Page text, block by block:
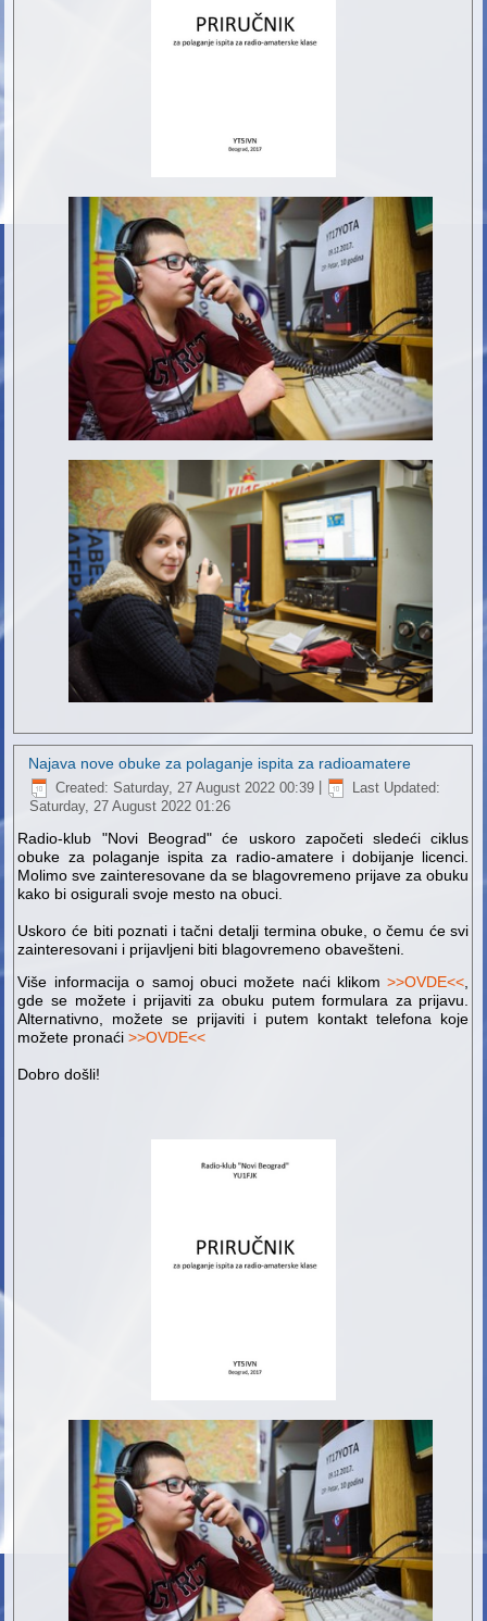
Najava nove obuke za polaganje ispita za radioamatere
Created: Saturday, 27 August 2022 00:39
Last Updated:
Saturday, 27 August 2022 01:26
Radio-klub "Novi Beograd" će uskoro započeti sledeći ciklus
obuke za polaganje ispita za radio-amatere i dobijanje licenci.
Molimo sve zainteresovane da se blagovremeno prijave za obuku
kako bi osigurali svoje mesto na obuci.
Uskoro će biti poznati i tačni detalji termina obuke, o čemu će svi
zainteresovani i prijavljeni biti blagovremeno obavešteni.
Više informacija o samoj obuci možete naći klikom>>OVDE<<,
gde se možete i prijaviti za obuku putem formulara za prijavu.
Alternativno, možete se prijaviti i putem kontakt telefona koje
možete pronaći>>OVDE<<
Dobro došli!